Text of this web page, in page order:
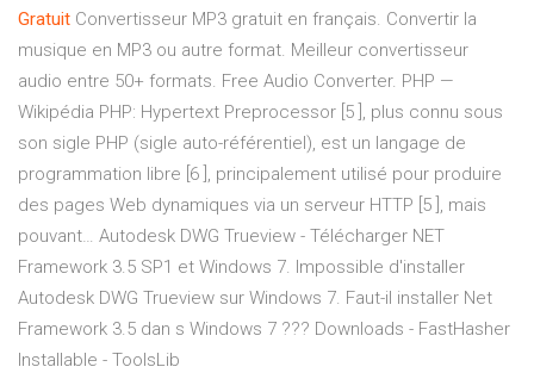
Gratuit Сonvertisseur MP3 gratuit en français. Convertir la
musique en MP3 ou autre format. Meilleur convertisseur
audio entre 50+ formats. Free Audio Converter. PHP —
Wikipédia PHP: Hypertext Preprocessor [5 ], plus connu sous
son sigle PHP (sigle auto-référentiel), est un langage de
programmation libre [6 ], principalement utilisé pour produire
des pages Web dynamiques via un serveur HTTP [5 ], mais
pouvant… Autodesk DWG Trueview - Télécharger NET
Framework 3.5 SP1 et Windows 7. Impossible d'installer
Autodesk DWG Trueview sur Windows 7. Faut-il installer Net
Framework 3.5 dan s Windows 7 ??? Downloads - FastHasher
Installable - ToolsLib